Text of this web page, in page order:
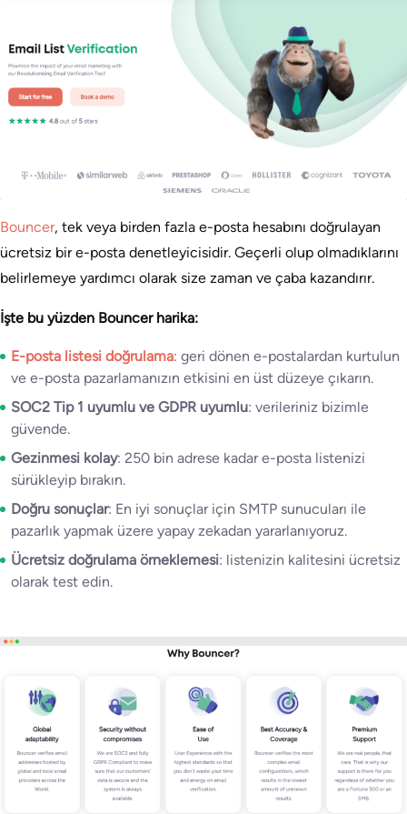
Bouncer, tek veya birden fazla e-posta hesabını doğrulayan
ücretsiz bir e-posta denetleyicisidir. Geçerli olup olmadıklarını
belirlemeye yardımcı olarak size zaman ve çaba kazandırır.
İşte bu yüzden Bouncer harika:
E-posta listesi doğrulama: geri dönen e-postalardan kurtulun
ve e-posta pazarlamanızın etkisini en üst düzeye çıkarın.
SOC2 Tip 1 uyumlu ve GDPR uyumlu: verileriniz bizimle
güvende.
Gezinmesi kolay: 250 bin adrese kadar e-posta listenizi
sürükleyip bırakın.
Doğru sonuçlar: En iyi sonuçlar için SMTP sunucuları ile
pazarlık yapmak üzere yapay zekadan yararlanıyoruz.
Ücretsiz doğrulama örneklemesi: listenizin kalitesini ücretsiz
olarak test edin.